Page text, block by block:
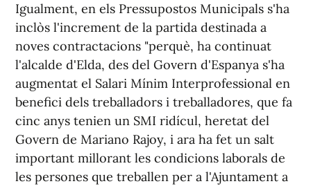
Igualment, en els Pressupostos Municipals s'ha
inclòs l'increment de la partida destinada a
noves contractacions "perquè, ha continuat
l'alcalde d'Elda, des del Govern d'Espanya s'ha
augmentat el Salari Mínim Interprofessional en
benefici dels treballadors i treballadores, que fa
cinc anys tenien un SMI ridícul, heretat del
Govern de Mariano Rajoy, i ara ha fet un salt
important millorant les condicions laborals de
les persones que treballen per a l'Ajuntament a